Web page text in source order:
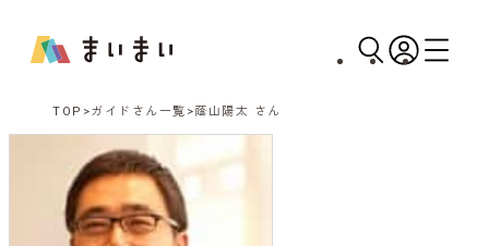
TOP ガイドさん一覧 蔭山陽太 さん